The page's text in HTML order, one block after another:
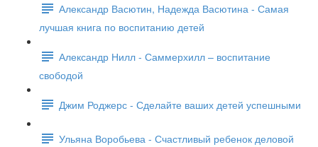
Александр Васютин, Надежда Васютина - Самая
лучшая книга по воспитанию детей
Александр Нилл - Саммерхилл – воспитание
свободой
Джим Роджерс - Сделайте ваших детей успешными
Ульяна Воробьева - Счастливый ребенок деловой